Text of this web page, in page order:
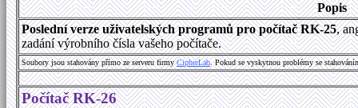
Popis
Poslední verze uživatelských programů pro počítač RK-25,
zadání výrobního čísla vašeho počítače.
Soubory jsou stahovány přímo ze serveru firmyCipherLab. Pokud se vyskytnou problémy se
Počítač RK-26